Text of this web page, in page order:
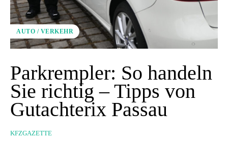
AUTO / VERKEHR
Parkrempler: So handeln
Sie richtig – Tipps von
Gutachterix Passau
KFZGAZETTE